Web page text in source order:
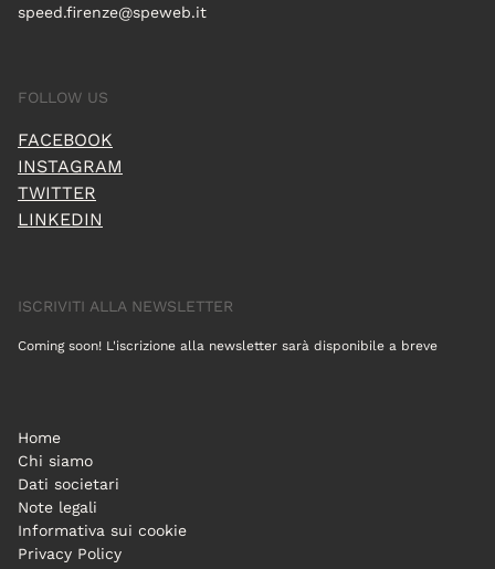
speed.firenze@speweb.it
FOLLOW US
FACEBOOK
INSTAGRAM
TWITTER
LINKEDIN
ISCRIVITI ALLA NEWSLETTER
Coming soon! L'iscrizione alla newsletter sarà disponibile a breve
Home
Chi siamo
Dati societari
Note legali
Informativa sui cookie
Privacy Policy